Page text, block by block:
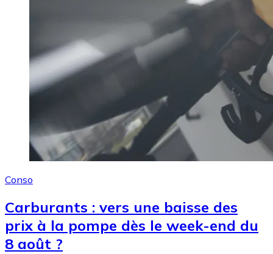
Conso
Carburants : vers une baisse des
prix à la pompe dès le week-end du
8 août ?